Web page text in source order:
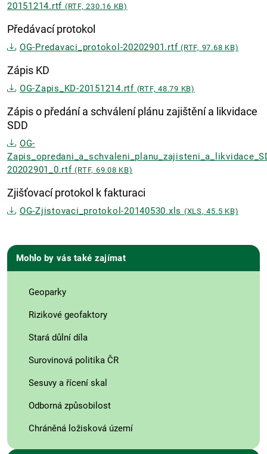
20151214.rtf (RTF, 230.16 KB)
Předávací protokol
OG-Predavaci_protokol-20202901.rtf (RTF, 97.68 KB)
Zápis KD
OG-Zapis_KD-20151214.rtf (RTF, 48.79 KB)
Zápis o předání a schválení plánu zajištění a likvidace
SDD
OG-
20202901_0.rtf(RTF, 69.08 KB)
Zjišťovací protokol k fakturaci
OG-Zjistovaci_protokol-20140530.xls (XLS, 45.5 KB)
Mohlo by vás také zajímat
Geoparky
Rizikové geofaktory
Stará důlní díla
Surovinová politika ČR
Sesuvy a řícení skal
Odborná způsobilost
Chráněná ložisková území